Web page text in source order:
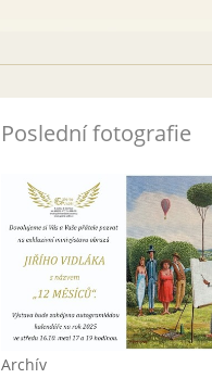
Poslední fotografie
Archív